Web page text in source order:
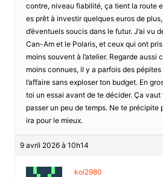
contre, niveau fiabilité, ça tient la route
es prêt à investir quelques euros de
d’éventuels soucis dans le futur. J’ai vu
Can-Am et le Polaris, et ceux qui ont
moins souvent à l’atelier. Regarde aussi
moins connues, il y a parfois des
l’affaire sans exploser ton budget. En
toi un essai avant de te décider. Ça vaut
passer un peu de temps. Ne te précipite
ira pour le mieux.
9 avril 2026 à 10h14
koi2980